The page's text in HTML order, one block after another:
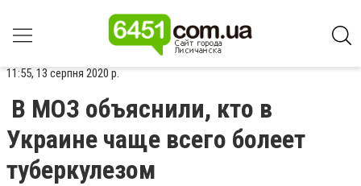
11:55, 13 серпня 2020 р.
В МОЗ объяснили, кто в
Украине чаще всего болеет
туберкулезом